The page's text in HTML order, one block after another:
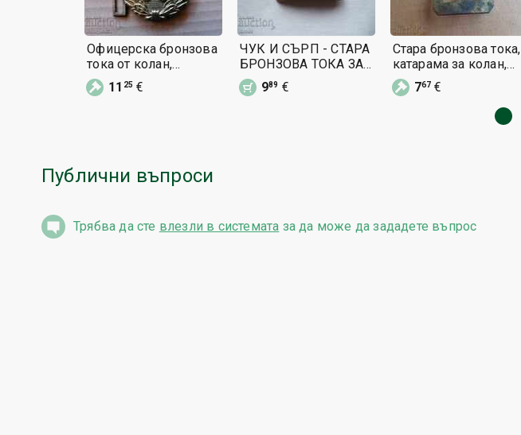
Офицерска бронзова
тока от колан,
катарама блях
11 25 €
ЧУК И СЪРП - СТАРА
БРОНЗОВА ТОКА ЗА
КОЛАН - СССР
989 €
Стара бронзова тока,
катарама за колан,
униформа,
закопчалка
767 €
Публични въпроси
Трябва да сте влезли в системата за да може да зададете въпрос